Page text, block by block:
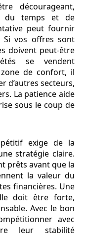
décourageant,
du temps et de
peut fournir
Si vos offres sont
doivent peut-être
se vendent
de confort, il
d’autres secteurs,
La patience aide
sous le coup de
exige de la
stratégie claire.
prêts avant que la
la valeur du
financières. Une
doit être forte,
Avec le bon
avec
leur stabilité